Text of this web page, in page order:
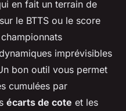
en fait un terrain de
le BTTS ou le score
imprévisibles
bon outil vous permet
cumulées par
écarts de cote et les